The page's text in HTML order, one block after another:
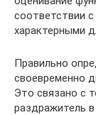
соответствии
характерными
Правильно
своевременно
Это связано с
раздражитель